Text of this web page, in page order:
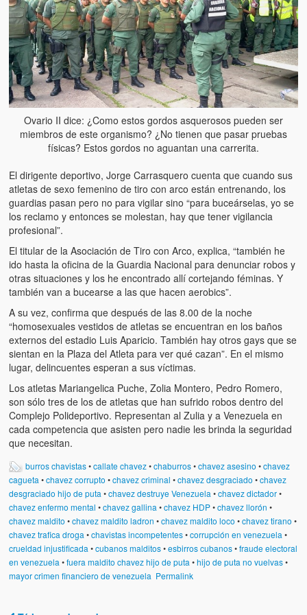
El Tipo y los Rojos en Los Teques (The Jerk and the Reds in
Teques)
Hablé con Chavistas (I spoke with chavistas)
La burla del Chavez “tan amante de los niños” (The mockery of
Chavez “such a children lover”)
Los niños de las calles de Venezuela (Children of the streets of
Venezuela)
Luis y El Mono… en armas (Luis and El Mono… armed)
Puente Llaguno, Miraflores… ¿y Lina?
de Chávez hasta el 2009
Victimas del 11 de abril de 2002
Víctimas del régimen dictatorial de Chávez desde que tomó el
poder hasta el 31 de diciembre de 2009
Víctimas inocentes de la violencia castrista del 4 de Febrero de
1992
¡¡¡Miserable traidor, mira a tu pueblo!!! (Despicable traitor, look
your country!!!)
Fotos
Versos
Cuentos
Videos
Chistes
Ovario II dice: ¿Como estos gordos asquerosos pueden ser
miembros de este organismo? ¿No tienen que pasar pruebas
físicas? Estos gordos no aguantan una carrerita.
El dirigente deportivo, Jorge Carrasquero cuenta que cuando sus
atletas de sexo femenino de tiro con arco están entrenando, los
guardias pasan pero no para vigilar sino “para buceárselas, yo se
los reclamo y entonces se molestan, hay que tener vigilancia
profesional”.
El titular de la Asociación de Tiro con Arco, explica, “también he
ido hasta la oficina de la Guardia Nacional para denunciar robos y
otras situaciones y los he encontrado allí cortejando féminas. Y
también van a bucearse a las que hacen aerobics”.
A su vez, confirma que después de las 8.00 de la noche
“homosexuales vestidos de atletas se encuentran en los baños
externos del estadio Luis Aparicio. También hay otros gays que se
sientan en la Plaza del Atleta para ver qué cazan”. En el mismo
lugar, delincuentes esperan a sus víctimas.
Los atletas Mariangelica Puche, Zolia Montero, Pedro Romero,
son sólo tres de los de atletas que han sufrido robos dentro del
Complejo Polideportivo. Representan al Zulia y a Venezuela en
cada competencia que asisten pero nadie les brinda la seguridad
que necesitan.
burros chavistas•callate chavez•chaburros•chavez asesino •chavez
cagueta •chavez corrupto •chavez criminal •chavez desgraciado •chavez
desgraciado hijo de puta •chavez destruye Venezuela •chavez dictador•
chavez enfermo mental •chavez gallina •chavez HDP•chavez llorón •
chavez maldito •chavez maldito ladron •chavez maldito loco •chavez tirano •
chavez trafica droga •chavistas incompetentes•corrupción en venezuela •
crueldad injustificada •cubanos malditos•esbirros cubanos•fraude electoral
en venezuela •fuera maldito chavez hijo de puta •hijo de puta no vuelvas•
mayor crimen financiero de venezuela Permalink